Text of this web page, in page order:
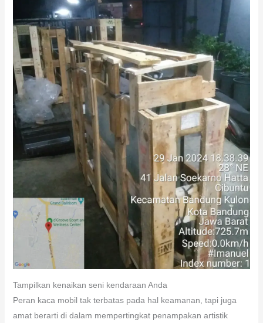
Tampilkan kenaikan seni kendaraan Anda
Peran kaca mobil tak terbatas pada hal keamanan, tapi juga
amat berarti di dalam mempertingkat penampakan artistik